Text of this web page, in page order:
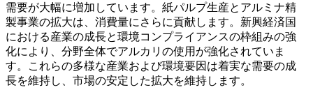
需要が大幅に増加しています。紙パルプ生産とアルミナ精
製事業の拡大は、消費量にさらに貢献します。新興経済国
における産業の成長と環境コンプライアンスの枠組みの強
化により、分野全体でアルカリの使用が強化されていま
す。これらの多様な産業および環境要因は着実な需要の成
長を維持し、市場の安定した拡大を維持します。